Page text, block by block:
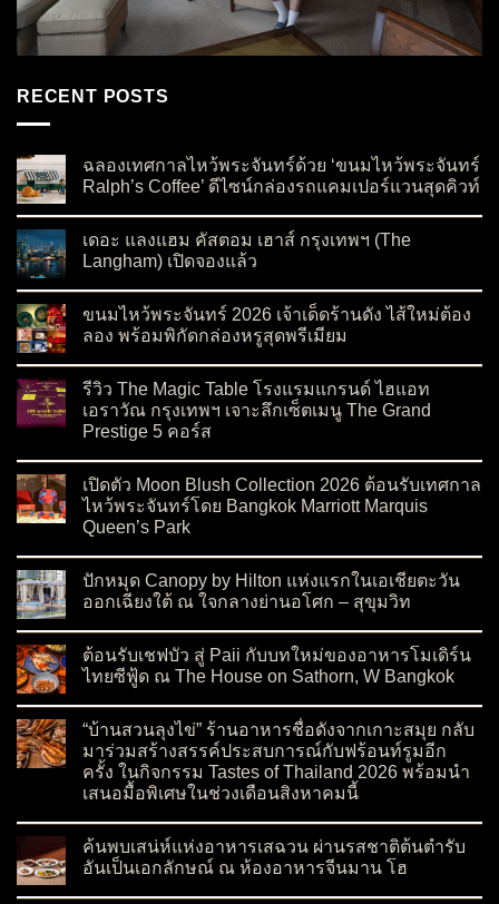
RECENT POSTS
ฉลองเทศกาลไหว้พระจันทร์ด้วย ‘ขนมไหว้พระจันทร์
Ralph’s Coffee’ ดีไซน์กล่องรถแคมเปอร์แวนสุดคิวท์
เดอะ แลงแฮม คัสตอม เฮาส์ กรุงเทพฯ (The
Langham) เปิดจองแล้ว
ขนมไหว้พระจันทร์ 2026 เจ้าเด็ดร้านดัง ไส้ใหม่ต้อง
ลอง พร้อมพิกัดกล่องหรูสุดพรีเมียม
รีวิว The Magic Table โรงแรมแกรนด์ ไฮแอท
เอราวัณ กรุงเทพฯ เจาะลึกเซ็ตเมนู The Grand
Prestige 5 คอร์ส
เปิดตัว Moon Blush Collection 2026 ต้อนรับเทศกาล
ไหว้พระจันทร์โดย Bangkok Marriott Marquis
Queen’s Park
ปักหมุด Canopy by Hilton แห่งแรกในเอเชียตะวัน
ออกเฉียงใต้ ณ ใจกลางย่านอโศก – สุขุมวิท
ต้อนรับเชฟบัว สู่ Paii กับบทใหม่ของอาหารโมเดิร์น
ไทยซีฟู้ด ณ The House on Sathorn, W Bangkok
“บ้านสวนลุงไข่” ร้านอาหารชื่อดังจากเกาะสมุย กลับ
มาร่วมสร้างสรรค์ประสบการณ์กับฟร้อนท์รูมอีก
ครั้ง ในกิจกรรม Tastes of Thailand 2026 พร้อมนำ
เสนอมื้อพิเศษในช่วงเดือนสิงหาคมนี้
ค้นพบเสน่ห์แห่งอาหารเสฉวน ผ่านรสชาติต้นตำรับ
อันเป็นเอกลักษณ์ ณ ห้องอาหารจีนมาน โฮ